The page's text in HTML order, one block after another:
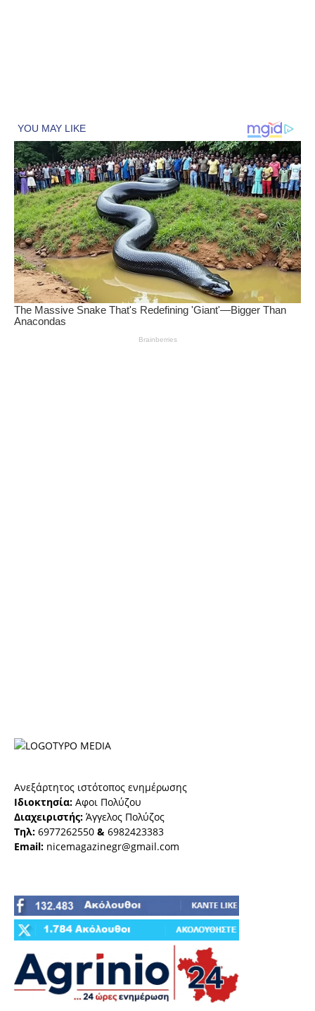
Ανεξάρτητος ιστότοπος ενημέρωσης
Ιδιοκτησία: Αφοι Πολύζου
Διαχειριστής: Άγγελος Πολύζος
Τηλ: 6977262550 & 6982423383
Email: nicemagazinegr@gmail.com